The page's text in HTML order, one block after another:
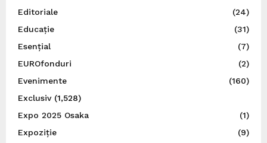
Editoriale
(24)
Educație
(31)
Esențial
(7)
EUROfonduri
(2)
Evenimente
(160)
Exclusiv(1,528)
Expo 2025 Osaka
(1)
Expoziție
(9)